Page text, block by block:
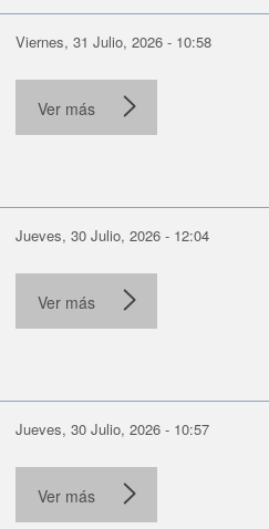
Viernes, 31 Julio, 2026 - 10:58
Ver más
Jueves, 30 Julio, 2026 - 12:04
Ver más
Jueves, 30 Julio, 2026 - 10:57
Ver más